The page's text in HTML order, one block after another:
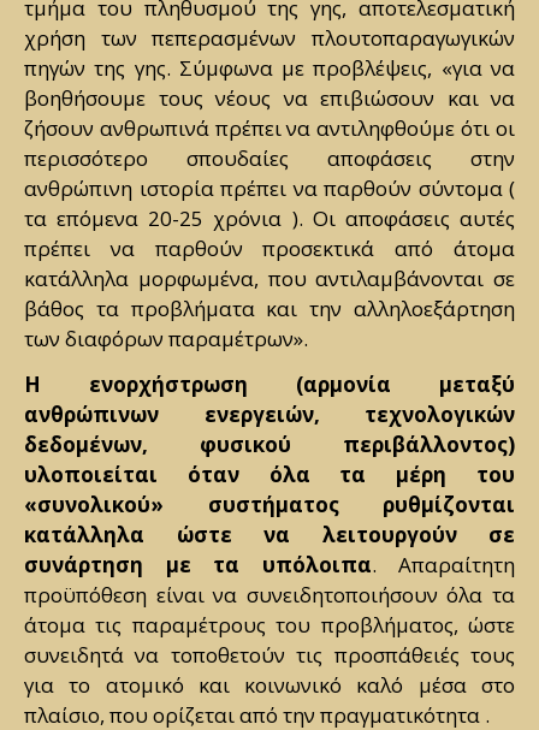
τμήμα του πληθυσμού της γης, αποτελεσματική
χρήση των πεπερασμένων πλουτοπαραγωγικών
πηγών της γης. Σύμφωνα με προβλέψεις, «για να
βοηθήσουμε τους νέους να επιβιώσουν και να
ζήσουν ανθρωπινά πρέπει να αντιληφθούμε ότι οι
περισσότερο σπουδαίες αποφάσεις στην
ανθρώπινη ιστορία πρέπει να παρθούν σύντομα (
τα επόμενα 20-25 χρόνια ). Οι αποφάσεις αυτές
πρέπει να παρθούν προσεκτικά από άτομα
κατάλληλα μορφωμένα, που αντιλαμβάνονται σε
βάθος τα προβλήματα και την αλληλοεξάρτηση
των διαφόρων παραμέτρων».
Η ενορχήστρωση (αρμονία μεταξύ
ανθρώπινων ενεργειών, τεχνολογικών
δεδομένων, φυσικού περιβάλλοντος)
υλοποιείται όταν όλα τα μέρη του
«συνολικού» συστήματος ρυθμίζονται
κατάλληλα ώστε να λειτουργούν σε
συνάρτηση με τα υπόλοιπα. Απαραίτητη
προϋπόθεση είναι να συνειδητοποιήσουν όλα τα
άτομα τις παραμέτρους του προβλήματος, ώστε
συνειδητά να τοποθετούν τις προσπάθειές τους
για το ατομικό και κοινωνικό καλό μέσα στο
πλαίσιο, που ορίζεται από την πραγματικότητα .